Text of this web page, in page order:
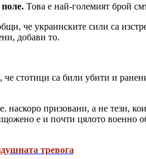
Това е най-големият брой
че украинските сили са
добави то.
стотици са били убити и
наскоро призовани, а не тези,
е и почти цялото военно
тревога